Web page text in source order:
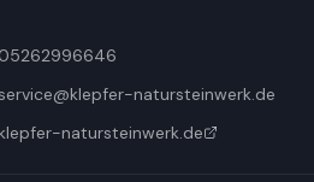
05262996646
natursteinwerk.de
natursteinwerk.de